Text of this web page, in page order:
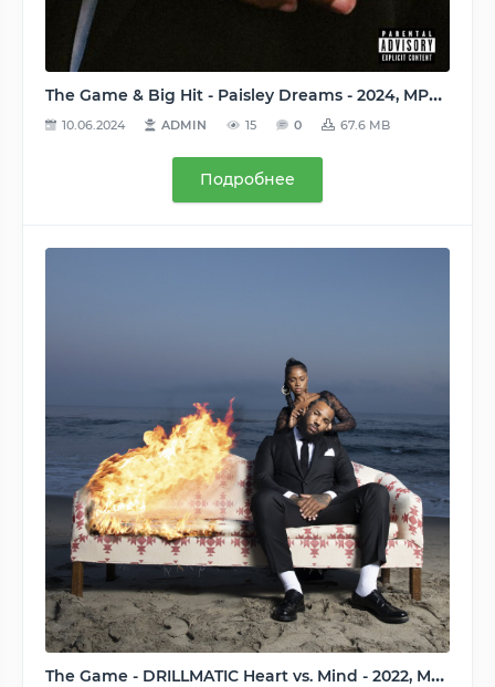
The Game & Big Hit - Paisley Dreams - 2024, MP3, 320 kbps
10.06.2024 ADMIN 15 0 67.6 MB
Подробнее
The Game - DRILLMATIC Heart vs. Mind - 2022, MP3, 320 kbps